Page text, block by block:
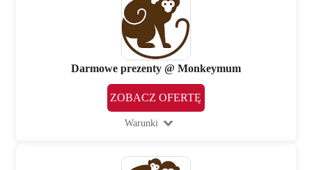
Darmowe prezenty @ Monkeymum
ZOBACZ OFERTĘ
Warunki